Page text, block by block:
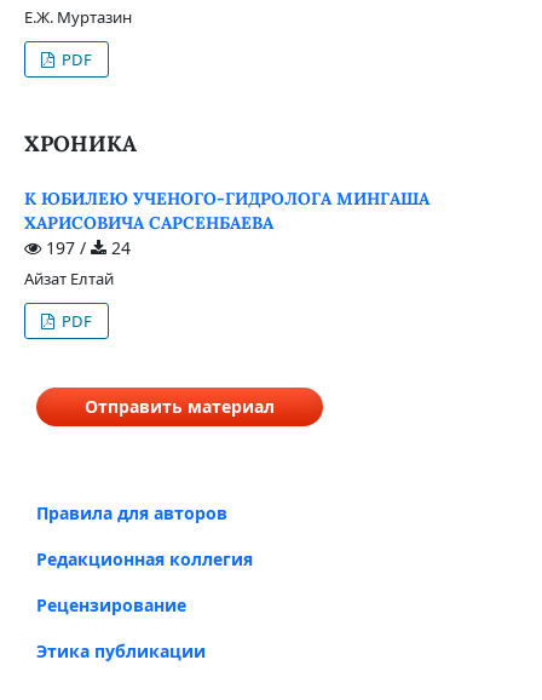
Е.Ж. Муртазин
PDF
ХРОНИКА
К ЮБИЛЕЮ УЧЕНОГО-ГИДРОЛОГА МИНГАША
ХАРИСОВИЧА САРСЕНБАЕВА
197 / 24
Айзат Елтай
PDF
Отправить материал
Правила для авторов
Редакционная коллегия
Рецензирование
Этика публикации